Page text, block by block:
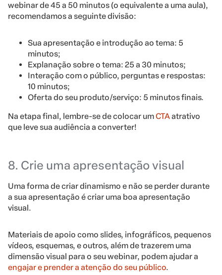
webinar de 45 a 50 minutos (o equivalente a uma aula),
recomendamos a seguinte divisão:
Sua apresentação e introdução ao tema: 5
minutos;
Explanação sobre o tema: 25 a 30 minutos;
Interação com o público, perguntas e respostas:
10 minutos;
Oferta do seu produto/serviço: 5 minutos finais.
Na etapa final, lembre-se de colocar umCTAatrativo
que leve sua audiência a converter!
8. Crie uma apresentação visual
Uma forma de criar dinamismo e não se perder durante
a sua apresentação é criar uma boa apresentação
visual.
Materiais de apoio como slides, infográficos, pequenos
vídeos, esquemas, e outros, além de trazerem uma
dimensão visual para o seu webinar, podem ajudar a
engajar e prender a atenção do seu público.